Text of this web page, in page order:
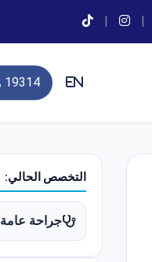
|
|
En
19314
التخصص الحالي:
جراحة عامة